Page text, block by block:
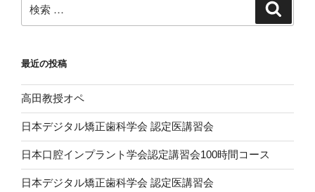
索:
最近の投稿
高田教授オペ
日本デジタル矯正歯科学会 認定医講習会
日本口腔インプラント学会認定講習会100時間コース
日本デジタル矯正歯科学会 認定医講習会